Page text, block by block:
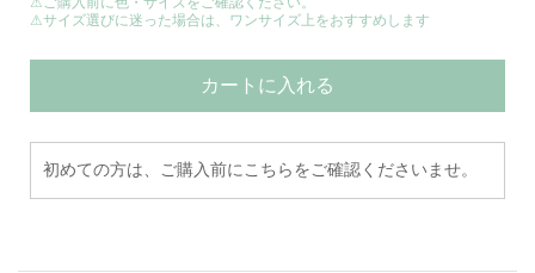
⚠サイズ選びに迷った場合は、ワンサイズ上をおすすめします
カートに入れる
初めての方は、ご購入前にこちらをご確認くださいませ。